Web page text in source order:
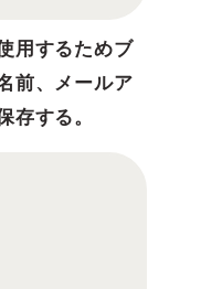
用するためブ
前、メールア
存する。